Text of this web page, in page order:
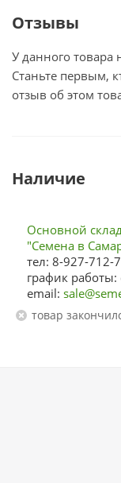
Отзывы
У данного товара
Станьте первым,
отзыв об этом
Наличие
Основной
"Семена в
тел: 8-927-712-
график
email:
Товар